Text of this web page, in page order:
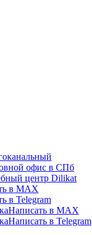
офис в СПб
центр Dilikat
в MAX
в Telegram
Написать в MAX
Написать в Telegram